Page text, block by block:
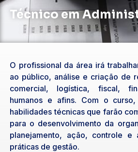
Técnico em
O profissional da área irá
ao público, análise e criação de
comercial, logística, fiscal,
humanos e afins. Com o
habilidades técnicas que farão
para o desenvolvimento da
planejamento, ação, controle e
práticas de gestão.